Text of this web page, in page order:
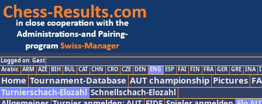
Logged on: Gast
Arabic ARM AZE BIH BUL CAT CHN CRO CZE DEN ENG ESP FAI FIN FRA GER GRE INA
Home Tournament-Database AUT championship Pictures
Turnierschach-Elozahl Schnellschach-Elozahl